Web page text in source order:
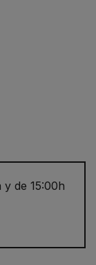
y de 15:00h